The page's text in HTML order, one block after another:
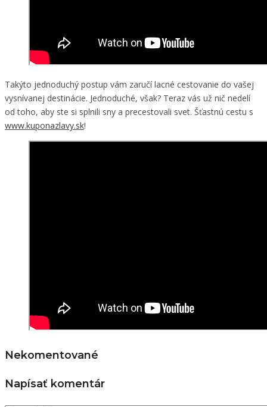
Takýto jednoduchý postup vám zaručí lacné cestovanie do vašej
vysnívanej destinácie. Jednoduché, však? Teraz vás už nič nedelí
od toho, aby ste si splnili sny a precestovali svet. Šťastnú cestu s
www.kuponazlavy.sk!
Nekomentované
Napísať komentár